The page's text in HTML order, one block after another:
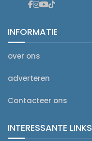
INFORMATIE
over ons
adverteren
Contacteer ons
INTERESSANTE LINKS